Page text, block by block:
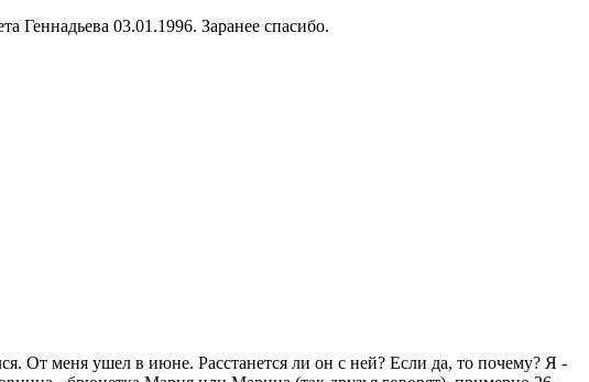
Геннадьева 03.01.1996. Заранее спасибо.
От меня ушел в июне. Расстанется ли он с ней? Если да, то почему? Я -